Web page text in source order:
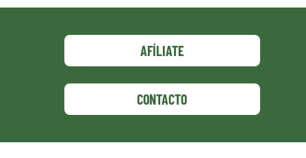
AFÍLIATE
CONTACTO